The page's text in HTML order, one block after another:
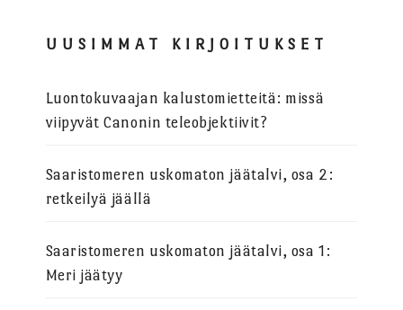
UUSIMMAT KIRJOITUKSET
Luontokuvaajan kalustomietteitä: missä
viipyvät Canonin teleobjektiivit?
Saaristomeren uskomaton jäätalvi, osa 2:
retkeilyä jäällä
Saaristomeren uskomaton jäätalvi, osa 1:
Meri jäätyy